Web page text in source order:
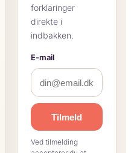
forklaringer
direkte i
indbakken.
E-mail
Tilmeld
Ved tilmelding